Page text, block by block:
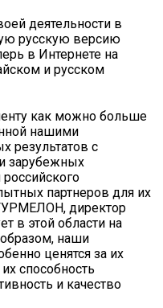
деятельности в
русскую версию
в Интернете на
и русском
как можно больше
нашими
результатов с
зарубежных
партнеров для их
директор
в этой области на
наши
ценятся за их
способность
и качество